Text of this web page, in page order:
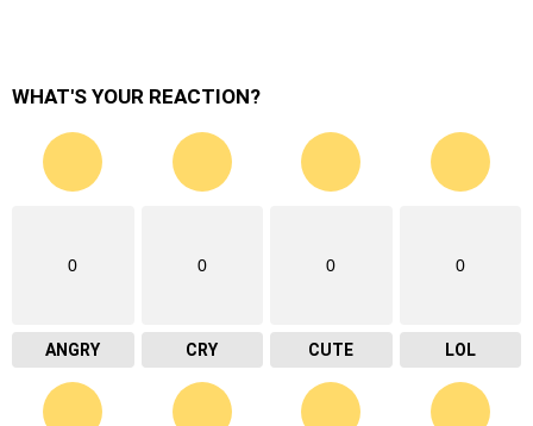
WHAT'S YOUR REACTION?
0
ANGRY
0
CRY
0
CUTE
0
LOL